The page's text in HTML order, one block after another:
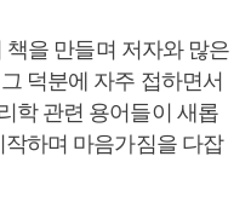
책을 만들며 저자와 많은
덕분에 자주 접하면서
학 관련 용어들이 새롭
하며 마음가짐을 다잡